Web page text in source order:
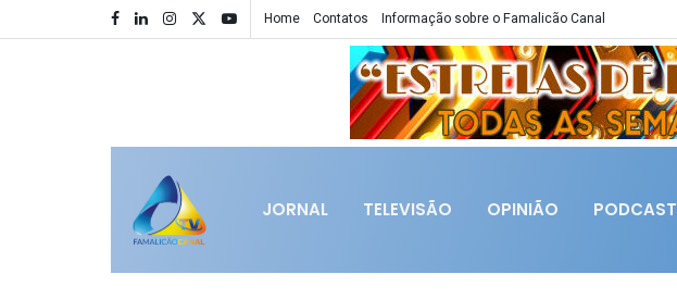
Home Contatos Informação sobre o Famalicão Canal
JORNAL TELEVISÃO OPINIÃO PODCAST